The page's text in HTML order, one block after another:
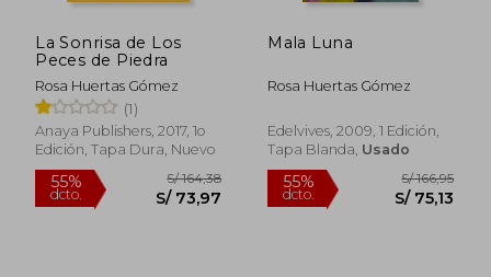
55%
dcto.
S/ 157,13 55%
dcto.
S/
La Sonrisa de Los
Peces de Piedra
Rosa Huertas Gómez
(1)
Anaya Publishers, 2017, 1o
Edición, Tapa Dura, Nuevo
Mala Luna
Rosa Huertas Gómez
Edelvives, 2009, 1 Edición,
Tapa Blanda, Usado